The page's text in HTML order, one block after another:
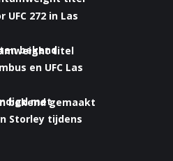
titel
bekend gemaakt